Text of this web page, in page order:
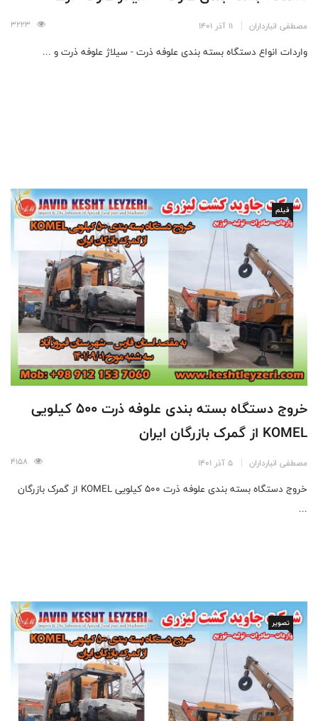
مصطفی انبارداران 11 آذر 1401
واردات انواع دستگاه بسته بندی علوفه ذرت - سیلاژ علوفه ذرت و ...
فیلم
خروج دستگاه بسته بندی علوفه ذرت 500 کیلویی
KOMEL از گمرک بازرگان ایران
مصطفی انبارداران 5 آذر 1401
خروج دستگاه بسته بندی علوفه ذرت 500 کیلویی KOMEL از گمرک بازرگان
...
تصویر